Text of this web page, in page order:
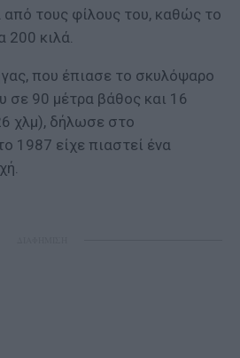
από τους φίλους του, καθώς το
200 κιλά.
που έπιασε το σκυλόψαρο
σε 90 μέτρα βάθος και 16
χλμ), δήλωσε στο
1987 είχε πιαστεί ένα